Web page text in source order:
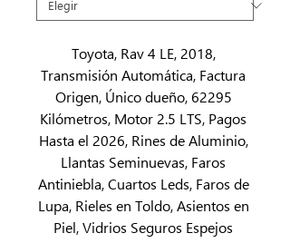
Toyota, Rav 4 LE, 2018,
Transmisión Automática, Factura
Origen, Único dueño, 62295
Kilómetros, Motor 2.5 LTS, Pagos
Hasta el 2026, Rines de Aluminio,
Llantas Seminuevas, Faros
Antiniebla, Cuartos Leds, Faros de
Lupa, Rieles en Toldo, Asientos en
Piel, Vidrios Seguros Espejos